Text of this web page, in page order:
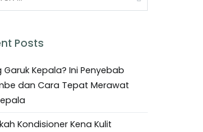
Posts
Garuk Kepala? Ini Penyebab
dan Cara Tepat Merawat
Kondisioner Kena Kulit